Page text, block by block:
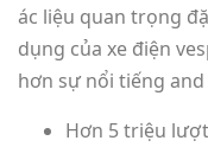
ác liệu quan trọng
dụng của xe điện
hơn sự nổi tiếng
Hơn 5 triệu